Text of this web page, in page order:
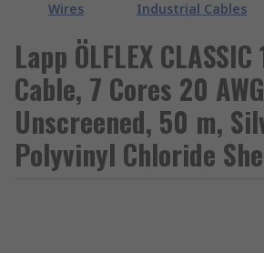
Wires
Industrial Cables
Lapp ÖLFLEX
Cable, 7 Cores 20
Unscreened, 50 m,
Polyvinyl Chloride